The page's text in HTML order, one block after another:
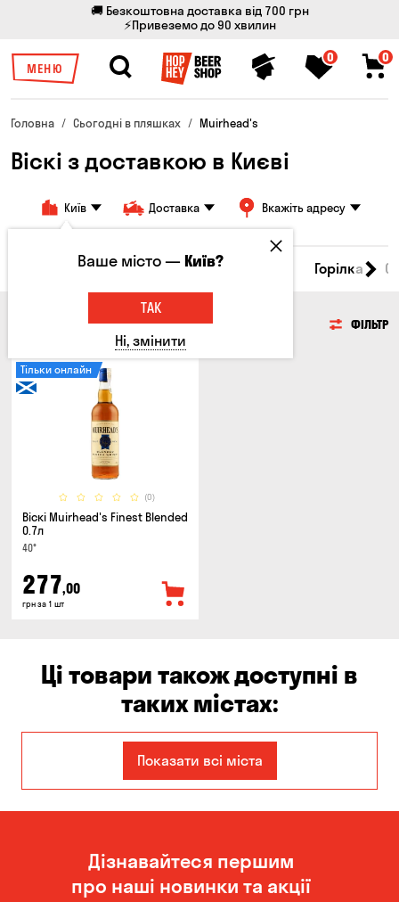
🚚 Безкоштовна доставка від 700 грн
⚡Привеземо до 90 хвилин
МЕНЮ
0 0
Головна Сьогодні в пляшках Muirhead's
Віскі з доставкою в Києві
Київ Доставка Вкажіть адресу
Сидр Вино Віскі Горілка
ФІЛЬТР
(0)
Тільки онлайн
Віскі Muirhead's Finest Blended
0.7л
40°
277,00
грн за 1 шт
Ці товари також доступні в
таких містах:
Миколаїв Олександрівка
Показати всі міста
Дізнавайтеся першим
про наші новинки та акції
Ваше місто —Київ?
ТАК
Ні, змінити